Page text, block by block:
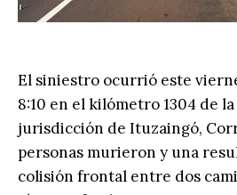
El siniestro ocurrió este
8:10 en el kilómetro 1304 de
jurisdicción de Ituzaingó,
personas murieron y una
colisión frontal entre dos